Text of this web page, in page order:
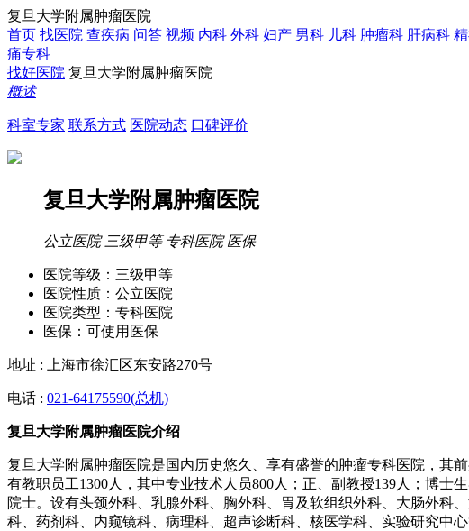
复旦大学附属肿瘤医院
首页 找医院 查疾病 问答 视频 内科 外科 妇产 男科 儿科 肿瘤科 肝病科
痛专科
找好医院 复旦大学附属肿瘤医院
概述
科室专家 联系方式 医院动态 口碑评价
复旦大学附属肿瘤医院
公立医院 三级甲等 专科医院 医保
医院等级： 三级甲等
医院性质： 公立医院
医院类型： 专科医院
医保： 可使用医保
地址 : 上海市徐汇区东安路270号
电话 : 021-64175590(总机)
复旦大学附属肿瘤医院介绍
复旦大学附属肿瘤医院是国内历史悠久、享有盛誉的肿瘤专科医院，其
有教职员工1300人，其中专业技术人员800人；正、副教授139人；博
院士。设有头颈外科、乳腺外科、胸外科、胃及软组织外科、大肠外科
科、药剂科、内窥镜科、病理科、超声诊断科、核医学科、实验研究中